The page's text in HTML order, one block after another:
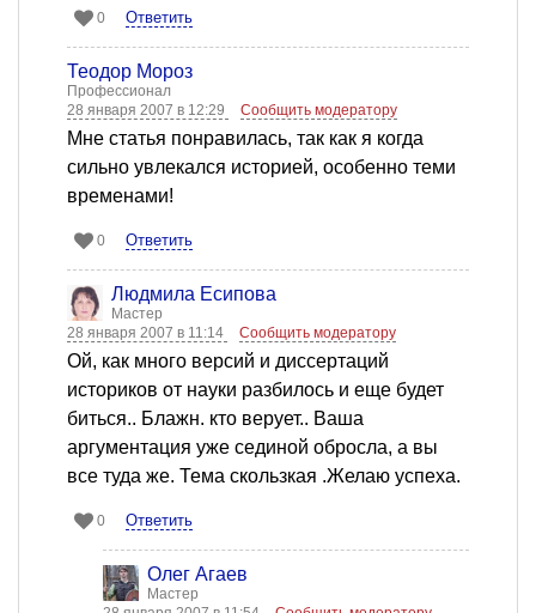
0 Ответить
Теодор Мороз
Профессионал
28 января 2007 в 12:29
Сообщить модератору
Мне статья понравилась, так как я когда
сильно увлекался историей, особенно теми
временами!
0 Ответить
Людмила Есипова
Мастер
28 января 2007 в 11:14
Сообщить модератору
Ой, как много версий и диссертаций
историков от науки разбилось и еще будет
биться.. Блажн. кто верует.. Ваша
аргументация уже сединой обросла, а вы
все туда же. Тема скользкая .Желаю успеха.
0 Ответить
Олег Агаев
Мастер